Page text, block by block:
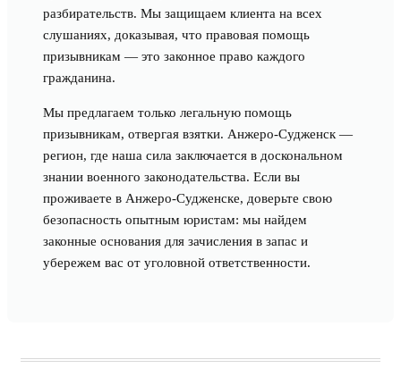
разбирательств. Мы защищаем клиента на всех
слушаниях, доказывая, что правовая помощь
призывникам — это законное право каждого
гражданина.
Мы предлагаем только легальную помощь
призывникам, отвергая взятки. Анжеро-Судженск —
регион, где наша сила заключается в доскональном
знании военного законодательства. Если вы
проживаете в Анжеро-Судженске, доверьте свою
безопасность опытным юристам: мы найдем
законные основания для зачисления в запас и
убережем вас от уголовной ответственности.